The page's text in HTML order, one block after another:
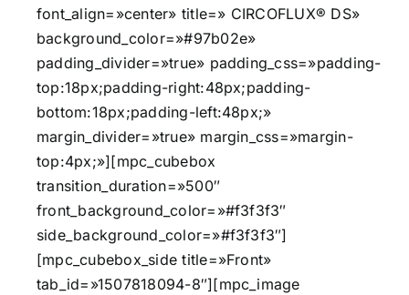
font_align=»center» title=» CIRCOFLUX® DS»
background_color=»#97b02e»
padding_divider=»true» padding_css=»padding-
top:18px;padding-right:48px;padding-
bottom:18px;padding-left:48px;»
margin_divider=»true» margin_css=»margin-
top:4px;»][mpc_cubebox
transition_duration=»500″
front_background_color=»#f3f3f3″
side_background_color=»#f3f3f3″]
[mpc_cubebox_side title=»Front»
tab_id=»1507818094-8″][mpc_image